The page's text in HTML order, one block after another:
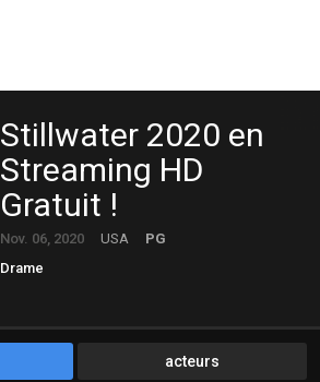
Stillwater 2020 en
Streaming HD
Gratuit !
Nov. 06, 2020 USA
PG
Drame
acteurs